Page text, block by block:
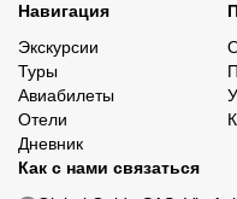
Навигация
Экскурсии
Туры
Авиабилеты
Отели
Дневник
Как с нами связаться